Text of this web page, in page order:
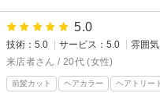
この度は数ある美容室から選ん
また素敵な口コミもいただきあり
その後髪の毛の状態はいかがでし
日々、扱いやすいように今後も
5.0
技術：5.0 サービス：5.0
雰囲
来店者さん / 20代 (女性)
前髪カット ヘアカラー ヘアトリー